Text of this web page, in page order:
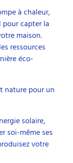
à chaleur,
pour capter la
maison.
ressources
éco-
nature pour un
solaire,
soi-même ses
votre